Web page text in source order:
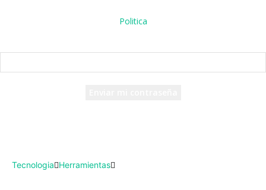
Politica
Tecnologia Herramientas